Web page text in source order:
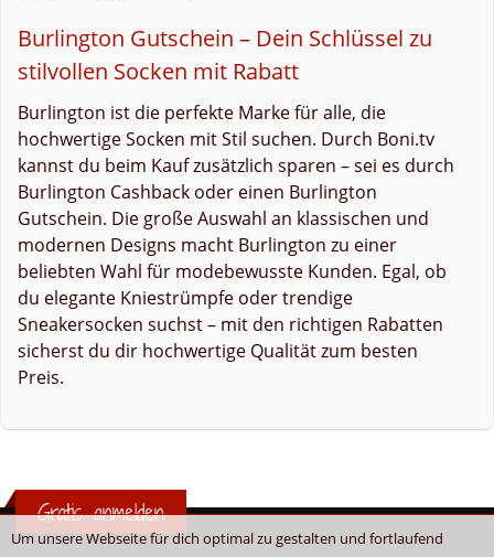
Um unsere Webseite für dich optimal zu gestalten und fortlaufend
Burlington Gutschein – Dein Schlüssel zu
stilvollen Socken mit Rabatt
Burlington ist die perfekte Marke für alle, die
hochwertige Socken mit Stil suchen. Durch Boni.tv
kannst du beim Kauf zusätzlich sparen – sei es durch
Burlington Cashback oder einen Burlington
Gutschein. Die große Auswahl an klassischen und
modernen Designs macht Burlington zu einer
beliebten Wahl für modebewusste Kunden. Egal, ob
du elegante Kniestrümpfe oder trendige
Sneakersocken suchst – mit den richtigen Rabatten
sicherst du dir hochwertige Qualität zum besten
Preis.
Gratis anmelden